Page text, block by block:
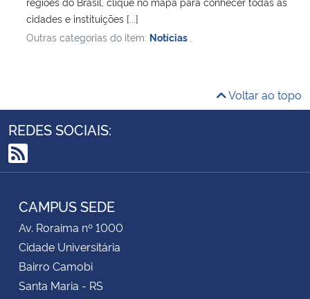
cidades e instituições [...]
Outras categorias do item: Notícias
Voltar ao topo
REDES SOCIAIS:
RSS
CAMPUS SEDE
Av. Roraima nº 1000
Cidade Universitária
Bairro Camobi
Santa Maria - RS